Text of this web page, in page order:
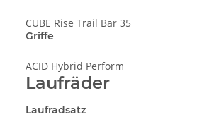
CUBE Rise Trail Bar 35
Griffe
ACID Hybrid Perform
Laufräder
Laufradsatz